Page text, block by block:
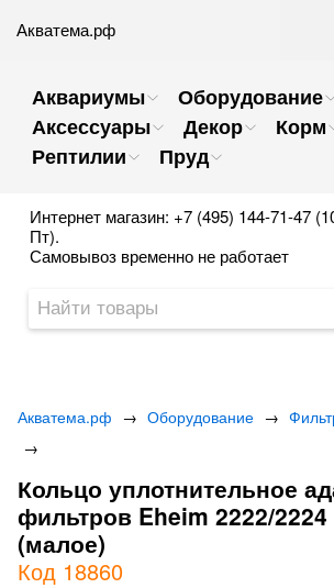
Акватема.рф
Аквариумы
Оборудование
Аксессуары
Декор Корм
Рептилии
Пруд
Интернет магазин: +7 (495) 144-71-47
Пт).
Самовывоз временно не работает
Акватема.рф → Оборудование →
→
Кольцо уплотнительное
фильтров Eheim 2222/2224
(малое)
Код 18860